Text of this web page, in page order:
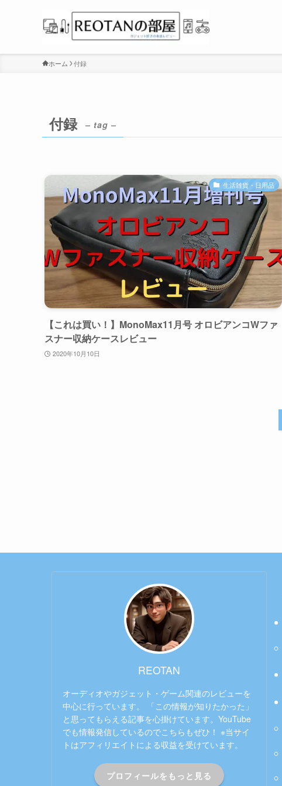
ホーム 付録
付録 – tag –
生活雑貨・日用品
【これは買い！】MonoMax11月号 オロビアンコWファ
スナー収納ケースレビュー
2020年10月10日
REOTAN
オーディオやガジェット・ゲーム関連のレビューを
中心に行っています。 「この情報が知りたかった」
と思ってもらえる記事を心掛けています。YouTube
でも情報発信しているのでこちらもぜひ！ ※当サイ
トはアフィリエイトによる収益を受けています。
プロフィールをもっと見る